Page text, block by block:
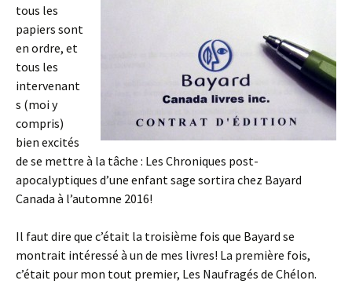
tous les
papiers sont
en ordre, et
tous les
intervenant
s (moi y
compris)
bien excités
de se mettre à la tâche : Les Chroniques post-
apocalyptiques d’une enfant sage sortira chez Bayard
Canada à l’automne 2016!
Il faut dire que c’était la troisième fois que Bayard se
montrait intéressé à un de mes livres! La première fois,
c’était pour mon tout premier, Les Naufragés de Chélon.